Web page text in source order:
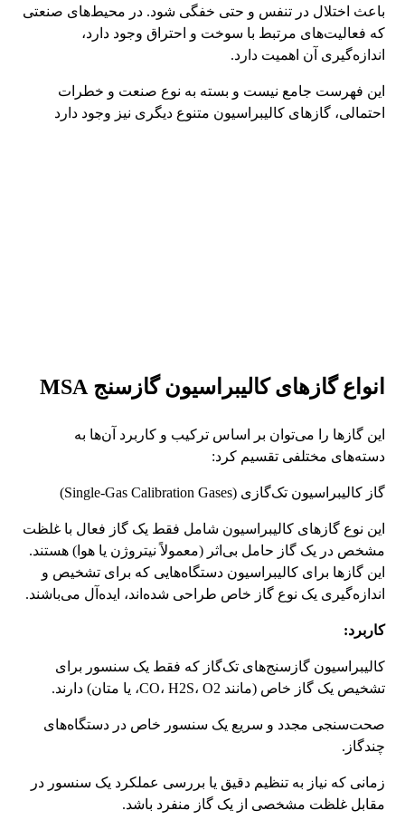
باعث اختلال در تنفس و حتی خفگی شود. در محیط‌های صنعتی
که فعالیت‌های مرتبط با سوخت و احتراق وجود دارد،
اندازه‌گیری آن اهمیت دارد.
این فهرست جامع نیست و بسته به نوع صنعت و خطرات
احتمالی، گازهای کالیبراسیون متنوع دیگری نیز وجود دارد
انواع گازهای کالیبراسیون گازسنج MSA
این گازها را می‌توان بر اساس ترکیب و کاربرد آن‌ها به
دسته‌های مختلفی تقسیم کرد:
گاز کالیبراسیون تک‌گازی (Single-Gas Calibration Gases)
این نوع گازهای کالیبراسیون شامل فقط یک گاز فعال با غلظت
مشخص در یک گاز حامل بی‌اثر (معمولاً نیتروژن یا هوا) هستند.
این گازها برای کالیبراسیون دستگاه‌هایی که برای تشخیص و
اندازه‌گیری یک نوع گاز خاص طراحی شده‌اند، ایده‌آل می‌باشند.
کاربرد:
کالیبراسیون گازسنج‌های تک‌گاز که فقط یک سنسور برای
تشخیص یک گاز خاص (مانند CO، H2S، O2، یا متان) دارند.
صحت‌سنجی مجدد و سریع یک سنسور خاص در دستگاه‌های
چندگاز.
زمانی که نیاز به تنظیم دقیق یا بررسی عملکرد یک سنسور در
مقابل غلظت مشخصی از یک گاز منفرد باشد.